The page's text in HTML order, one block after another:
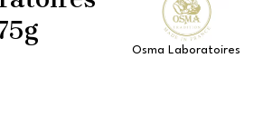
Osma Laboratoires